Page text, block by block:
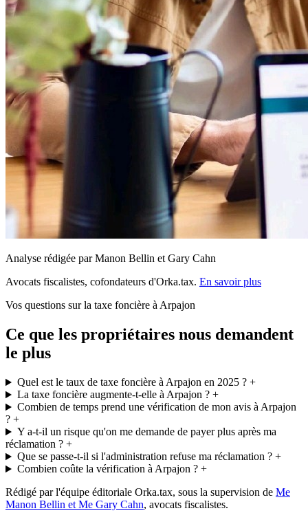
Analyse rédigée par Manon Bellin et Gary Cahn
Avocats fiscalistes, cofondateurs d'Orka.tax. En savoir plus
Vos questions sur la taxe foncière à Arpajon
Ce que les propriétaires nous demandent
le plus
Quel est le taux de taxe foncière à Arpajon en 2025 ?+
La taxe foncière augmente-t-elle à Arpajon ?+
Combien de temps prend une vérification de mon avis à Arpajon
? +
Y a-t-il un risque qu'on me demande de payer plus après ma
réclamation ? +
Que se passe-t-il si l'administration refuse ma réclamation ?+
Combien coûte la vérification à Arpajon ?+
Rédigé par l'équipe éditoriale Orka.tax, sous la supervision de Me
Manon Bellin et Me Gary Cahn, avocats fiscalistes.